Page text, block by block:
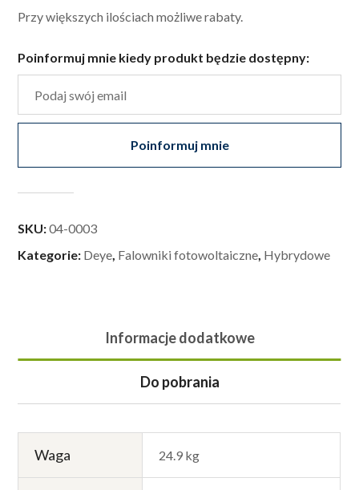
Przy większych ilościach możliwe rabaty.
Poinformuj mnie kiedy produkt będzie dostępny:
Poinformuj mnie
SKU:04-0003
Kategorie: Deye, Falowniki fotowoltaiczne, Hybrydowe
Informacje dodatkowe
Do pobrania
Waga 24.9 kg